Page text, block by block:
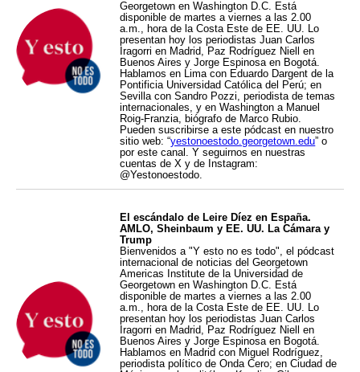
Georgetown en Washington D.C. Está
disponible de martes a viernes a las 2.00
a.m., hora de la Costa Este de EE. UU. Lo
presentan hoy los periodistas Juan Carlos
Iragorri en Madrid, Paz Rodríguez Niell en
Buenos Aires y Jorge Espinosa en Bogotá.
Hablamos en Lima con Eduardo Dargent de la
Pontificia Universidad Católica del Perú; en
Sevilla con Sandro Pozzi, periodista de temas
internacionales, y en Washington a Manuel
Roig-Franzia, biógrafo de Marco Rubio.
Pueden suscribirse a este pódcast en nuestro
sitio web: “yestonoestodo.georgetown.edu” o
por este canal. Y seguirnos en nuestras
cuentas de X y de Instagram:
@Yestonoestodo.
El escándalo de Leire Díez en España.
AMLO, Sheinbaum y EE. UU. La Cámara y
Trump
Bienvenidos a "Y esto no es todo", el pódcast
internacional de noticias del Georgetown
Americas Institute de la Universidad de
Georgetown en Washington D.C. Está
disponible de martes a viernes a las 2.00
a.m., hora de la Costa Este de EE. UU. Lo
presentan hoy los periodistas Juan Carlos
Iragorri en Madrid, Paz Rodríguez Niell en
Buenos Aires y Jorge Espinosa en Bogotá.
Hablamos en Madrid con Miguel Rodríguez,
periodista político de Onda Cero; en Ciudad de